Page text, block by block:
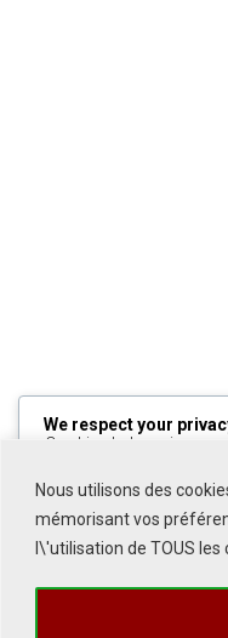
Nous utilisons des
mémorisant vos
l\'utilisation de TOUS les
We respect your
Cookies help us
Allto decline non-